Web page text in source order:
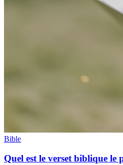
Bible
Quel est le verset biblique le